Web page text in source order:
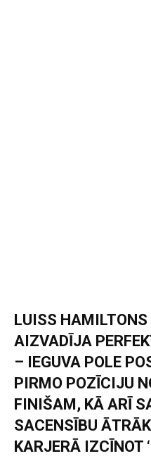
LUISS
AIZVADĪJA
– IEGUVA POLE
PIRMO POZĪCIJU
FINIŠAM, KĀ ARĪ
SACENSĪBU
KARJERĀ IZCĪNOT